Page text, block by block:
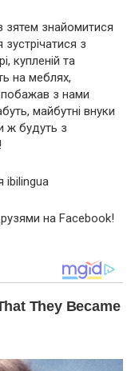
зятем знайомитися
з
купленій та
на меблях,
побажав з нами
майбутні внуки
ж будуть з
ibilingua
на Facebook!